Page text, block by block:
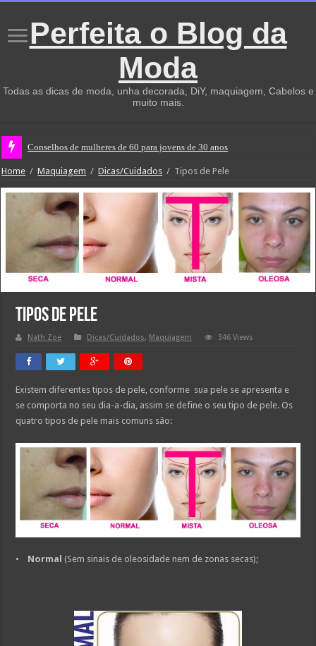
Perfeita o Blog da
Moda
Todas as dicas de moda, unha decorada, DiY, maquiagem, Cabelos e
muito mais.
Conselhos de mulheres de 60 para jovens de 30 anos
Home / Maquiagem / Dicas/Cuidados / Tipos de Pele
Tipos de Pele
Nath Zoe Dicas/Cuidados, Maquiagem 346 Views
Existem diferentes tipos de pele, conforme sua pele se apresenta e
se comporta no seu dia-a-dia, assim se define o seu tipo de pele. Os
quatro tipos de pele mais comuns são:
• Normal (Sem sinais de oleosidade nem de zonas secas);